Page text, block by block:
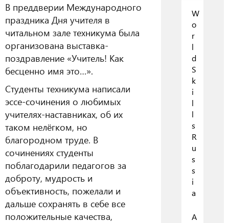
В преддверии Международного
праздника Дня учителя в
читальном зале техникума была
организована выставка-
поздравление «Учитель! Как
бесценно имя это…».
Студенты техникума написали
эссе-сочинения о любимых
учителях-наставниках, об их
таком нелёгком, но
благородном труде. В
сочинениях студенты
поблагодарили педагогов за
доброту, мудрость и
объективность, пожелали и
дальше сохранять в себе все
положительные качества,
W
o
r
l
d
S
k
i
l
l
s
R
u
s
s
i
a
А